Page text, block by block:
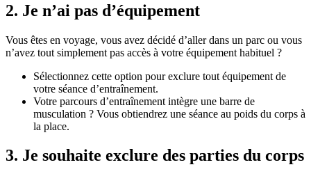
2. Je n’ai pas d’équipement
Vous êtes en voyage, vous avez décidé d’aller dans un parc ou vous
n’avez tout simplement pas accès à votre équipement habituel ?
Sélectionnez cette option pour exclure tout équipement de
votre séance d’entraînement.
Votre parcours d’entraînement intègre une barre de
musculation ? Vous obtiendrez une séance au poids du corps à
la place.
3. Je souhaite exclure des parties du corps